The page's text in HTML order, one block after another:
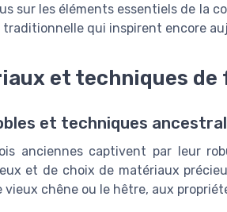
sur les éléments essentiels de la
qui inspirent encore
et techniques
et techniques
anciennes captivent par leur
et de choix de matériaux
vieux chêne ou le hêtre, aux